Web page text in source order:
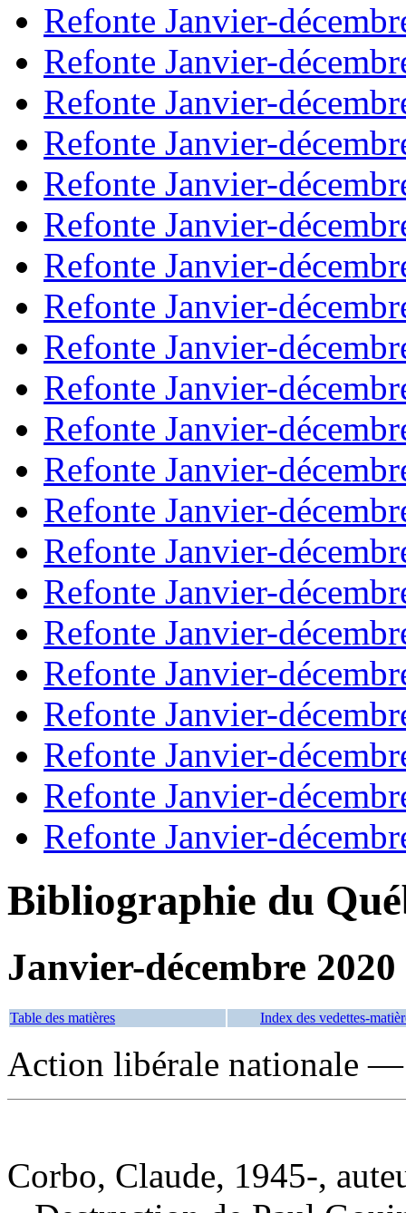
Refonte Janvier-
Refonte Janvier-
Refonte Janvier-
Refonte Janvier-
Refonte Janvier-
Refonte Janvier-
Refonte Janvier-
Refonte Janvier-
Refonte Janvier-
Refonte Janvier-
Refonte Janvier-
Refonte Janvier-
Refonte Janvier-
Refonte Janvier-
Refonte Janvier-
Refonte Janvier-
Refonte Janvier-
Refonte Janvier-
Refonte Janvier-
Refonte Janvier-
Refonte Janvier-
Bibliographie du
Janvier-décembre 2020
Table des matières Index des vedettes-
Action libérale nationale —
Corbo, Claude, 1945-,